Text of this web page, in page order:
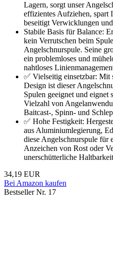
Lagern, sorgt unser
effizientes Aufziehen, spart
beseitigt Verwicklungen
Stabile Basis für Balance:
kein Verrutschen beim
Angelschnurspule. Seine
ein problemloses und
nahtloses
✅ Vielseitig einsetzbar: Mit
Design ist dieser
Spulen geeignet und eignet
Vielzahl von
Baitcast-, Spinn- und
✅ Hohe Festigkeit:
aus Aluminiumlegierung,
diese Angelschnurspule für
Anzeichen von Rost oder
unerschütterliche
34,19 EUR
Bei Amazon kaufen
Bestseller Nr. 17